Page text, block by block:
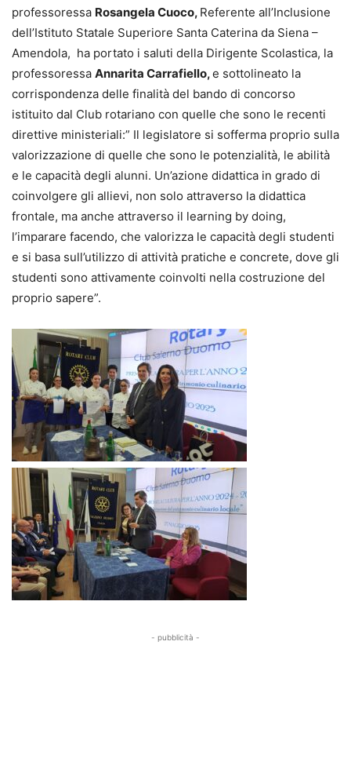
professoressa Rosangela Cuoco, Referente all’Inclusione
dell’Istituto Statale Superiore Santa Caterina da Siena –
Amendola, ha portato i saluti della Dirigente Scolastica, la
professoressa Annarita Carrafiello,e sottolineato la
corrispondenza delle finalità del bando di concorso
istituito dal Club rotariano con quelle che sono le recenti
direttive ministeriali:” Il legislatore si sofferma proprio sulla
valorizzazione di quelle che sono le potenzialità, le abilità
e le capacità degli alunni. Un’azione didattica in grado di
coinvolgere gli allievi, non solo attraverso la didattica
frontale, ma anche attraverso il learning by doing,
l’imparare facendo, che valorizza le capacità degli studenti
e si basa sull’utilizzo di attività pratiche e concrete, dove gli
studenti sono attivamente coinvolti nella costruzione del
proprio sapere”.
- pubblicità -